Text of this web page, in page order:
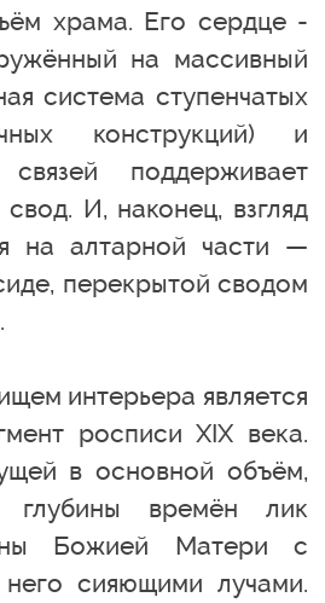
храма. Его сердце -
на массивный
система ступенчатых
конструкций) и
связей поддерживает
И, наконец, взгляд
на алтарной части —
перекрытой сводом
интерьера является
росписи XIX века.
в основной объём,
глубины времён лик
Божией Матери с
сияющими лучами.